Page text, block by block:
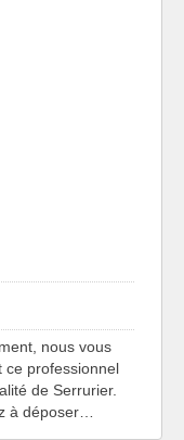
nous vous
ce professionnel
de Serrurier.
à déposer…